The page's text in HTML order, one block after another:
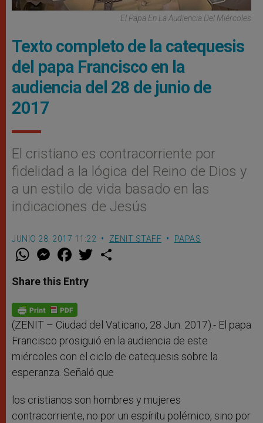
El Papa En La Audiencia Del Miércoles
Texto completo de la catequesis
del papa Francisco en la
audiencia del 28 de junio de
2017
El cristiano es contracorriente por
fidelidad a la lógica del Reino de Dios y
a un estilo de vida basado en las
indicaciones de Jesús
JUNIO 28, 2017 11:22 ZENIT STAFF PAPAS
W
t
s
p
p
M
e
s
e
g
e
F
a
e
b
o
k
w
Share this Entry
(ZENIT – Ciudad del Vaticano, 28 Jun. 2017).- El papa
Francisco prosiguió en la audiencia de este
miércoles con el ciclo de catequesis sobre la
esperanza. Señaló que
los cristianos son hombres y mujeres
contracorriente, no por un espíritu polémico, sino por